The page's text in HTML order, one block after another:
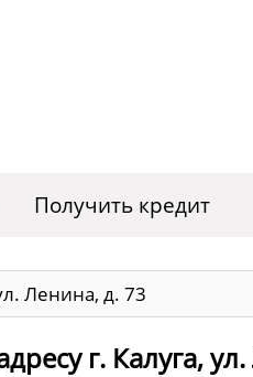
Получить кредит
Ленина, д. 73
г. Калуга,